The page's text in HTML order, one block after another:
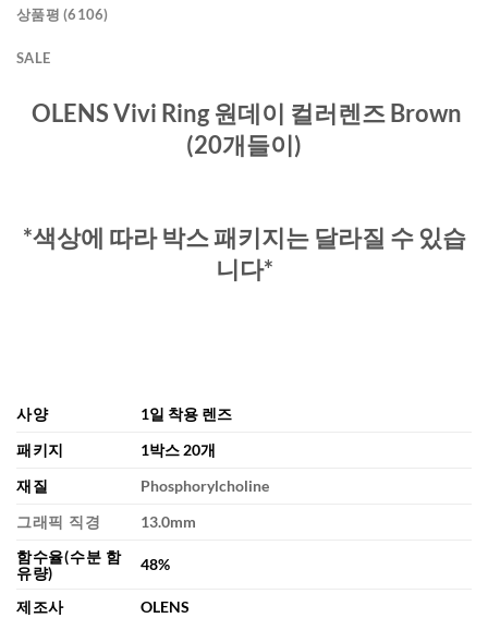
상품평 (6106)
SALE
OLENS Vivi Ring 원데이 컬러렌즈 Brown
(20개들이)
*색상에 따라 박스 패키지는 달라질 수 있습
니다*
사양
1일 착용 렌즈
패키지
1박스 20개
재질
Phosphorylcholine
그래픽 직경
13.0mm
함수율(수분 함
유량)
48%
제조사
OLENS